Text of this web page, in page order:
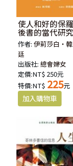
使人和好的保
後書的當代研
經手冊(六)
作者:伊莉莎白‧
廷
出版社:總會婦女
定價:NT$ 250元
特價:NT$ 225元